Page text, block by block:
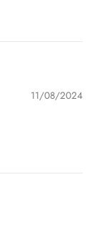
11/08/2024